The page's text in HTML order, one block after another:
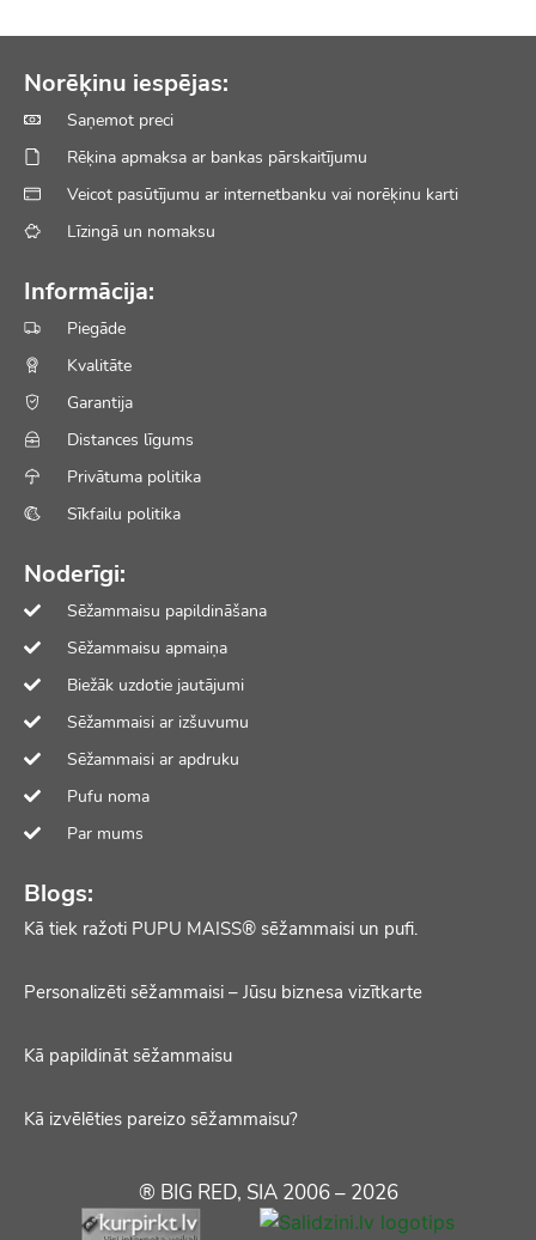
Norēķinu iespējas:
Saņemot preci
Rēķina apmaksa ar bankas pārskaitījumu
Veicot pasūtījumu ar internetbanku vai norēķinu karti
Līzingā un nomaksu
Informācija:
Piegāde
Kvalitāte
Garantija
Distances līgums
Privātuma politika
Sīkfailu politika
Noderīgi:
Sēžammaisu papildināšana
Sēžammaisu apmaiņa
Biežāk uzdotie jautājumi
Sēžammaisi ar izšuvumu
Sēžammaisi ar apdruku
Pufu noma
Par mums
Blogs:
Kā tiek ražoti PUPU MAISS® sēžammaisi un pufi.
Personalizēti sēžammaisi – Jūsu biznesa vizītkarte
Kā papildināt sēžammaisu
Kā izvēlēties pareizo sēžammaisu?
® BIG RED, SIA 2006 – 2026